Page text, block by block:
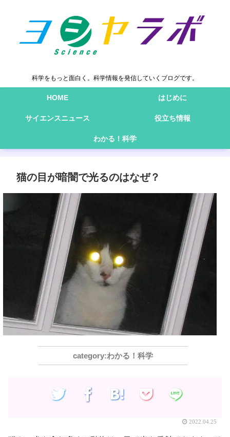
科学をもっと面白く。科学情報を発信していくブログです。
HOME はじめに
サイエンスニュース 役立ち情報
わかる！科学
猫の目が暗闇で光るのはなぜ？
わかる！科学
2022.04.25